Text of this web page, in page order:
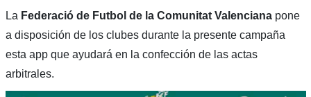
La Federació de Futbol de la Comunitat Valencianapone
a disposición de los clubes durante la presente campaña
esta app que ayudará en la confección de las actas
arbitrales.